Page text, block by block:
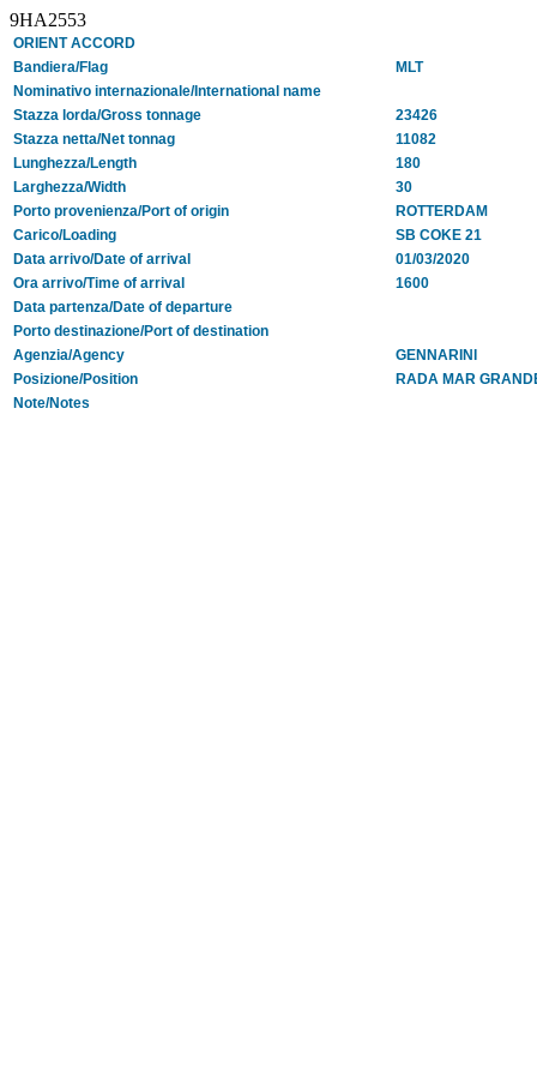
9HA2553
ORIENT ACCORD
Bandiera/Flag
MLT
Nominativo internazionale/International name
Stazza lorda/Gross tonnage
23426
Stazza netta/Net tonnag
11082
Lunghezza/Length
180
Larghezza/Width
30
Porto provenienza/Port of origin
ROTTERDAM
Carico/Loading
SB COKE 21
Data arrivo/Date of arrival
01/03/2020
Ora arrivo/Time of arrival
1600
Data partenza/Date of departure
Porto destinazione/Port of destination
Agenzia/Agency
GENNARINI
Posizione/Position
RADA MAR
Note/Notes